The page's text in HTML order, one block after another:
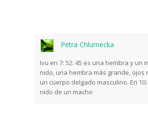
Petra Chlumecka
Ivu en 7: 52: 45 es una hembra y un
nido, una hembra más grande, ojos
un cuerpo delgado masculino. En
nido de un macho